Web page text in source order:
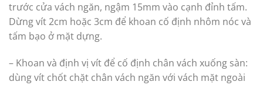
trước cửa vách ngăn, ngậm 15mm vào cạnh đỉnh tấm.
Dừng vít 2cm hoặc 3cm để khoan cố định nhôm nóc và
tấm bạo ở mặt dựng.
– Khoan và định vị vít để cố định chân vách xuống sàn:
dùng vít chốt chặt chân vách ngăn với vách mặt ngoài